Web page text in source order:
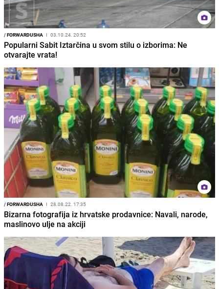
/FORWARDUSHA I 03.10.24. 20:52
Popularni Sabit Iztarčina u svom stilu o izborima: Ne
otvarajte vrata!
/FORWARDUSHA I 28.08.22. 17:35
Bizarna fotografija iz hrvatske prodavnice: Navali, narode,
maslinovo ulje na akciji